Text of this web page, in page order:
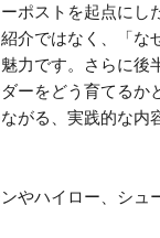
ポストを起点にし
介ではなく、「な
力です。さらに後
ーをどう育てるか
がる、実践的な内
やハイロー、シュ